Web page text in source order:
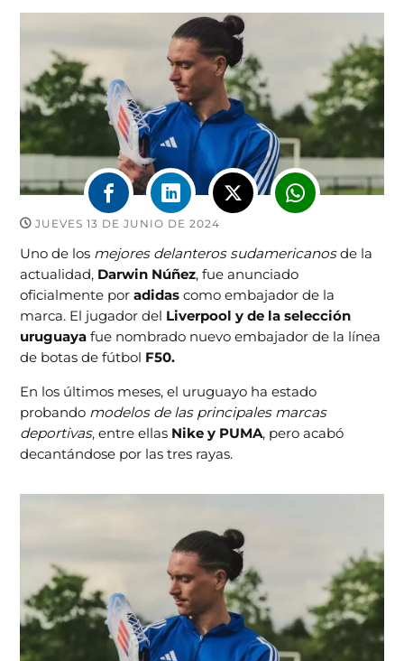
JUEVES 13 DE JUNIO DE 2024
Uno de los mejores delanteros sudamericanosde la
actualidad, Darwin Núñez, fue anunciado
oficialmente poradidascomo embajador de la
marca. El jugador del Liverpool y de la selección
uruguaya fue nombrado nuevo embajador de la línea
de botas de fútbol F50.
En los últimos meses, el uruguayo ha estado
probando modelos de las principales marcas
deportivas, entre ellas Nike y PUMA, pero acabó
decantándose por las tres rayas.